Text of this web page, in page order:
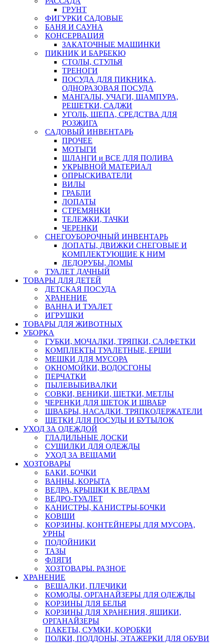
ГРУНТ
ФИГУРКИ САДОВЫЕ
БАНЯ И САУНА
КОНСЕРВАЦИЯ
ЗАКАТОЧНЫЕ МАШИНКИ
ПИКНИК И БАРБЕКЮ
СТОЛЫ, СТУЛЬЯ
ТРЕНОГИ
ПОСУДА ДЛЯ ПИКНИКА,
ОДНОРАЗОВАЯ ПОСУДА
МАНГАЛЫ, УЧАГИ, ШАМПУРА,
РЕШЕТКИ, САДЖИ
УГОЛЬ, ЩЕПА, СРЕДСТВА ДЛЯ
РОЗЖИГА
САДОВЫЙ ИНВЕНТАРЬ
ПРОЧЕЕ
МОТЫГИ
ШЛАНГИ и ВСЕ ДЛЯ ПОЛИВА
УКРЫВНОЙ МАТЕРИАЛ
ОПРЫСКИВАТЕЛИ
ВИЛЫ
ГРАБЛИ
ЛОПАТЫ
СТРЕМЯНКИ
ТЕЛЕЖКИ, ТАЧКИ
ЧЕРЕНКИ
СНЕГОУБОРОЧНЫЙ ИНВЕНТАРЬ
ЛОПАТЫ, ДВИЖКИ СНЕГОВЫЕ И
КОМПЛЕКТУЮЩИЕ К НИМ
ЛЕДОРУБЫ, ЛОМЫ
ТУАЛЕТ ДАЧНЫЙ
ТОВАРЫ ДЛЯ ДЕТЕЙ
ДЕТСКАЯ ПОСУДА
ХРАНЕНИЕ
ВАННА И ТУАЛЕТ
ИГРУШКИ
ТОВАРЫ ДЛЯ ЖИВОТНЫХ
УБОРКА
ГУБКИ, МОЧАЛКИ, ТРЯПКИ, САЛФЕТКИ
КОМПЛЕКТЫ ТУАЛЕТНЫЕ, ЕРШИ
МЕШКИ ДЛЯ МУСОРА
ОКНОМОЙКИ, ВОДОСГОНЫ
ПЕРЧАТКИ
ПЫЛЕВЫБИВАЛКИ
СОВКИ, ВЕНИКИ, ЩЕТКИ, МЕТЛЫ
ЧЕРЕНКИ ДЛЯ ЩЕТОК И ШВАБР
ШВАБРЫ, НАСАДКИ, ТРЯПКОДЕРЖАТЕЛИ
ЩЕТКИ ДЛЯ ПОСУДЫ И БУТЫЛОК
УХОД ЗА ОДЕЖДОЙ
ГЛАДИЛЬНЫЕ ДОСКИ
СУШИЛКИ ДЛЯ ОДЕЖДЫ
УХОД ЗА ВЕЩАМИ
ХОЗТОВАРЫ
БАКИ, БОЧКИ
ВАННЫ, КОРЫТА
ВЕДРА, КРЫШКИ К ВЕДРАМ
ВЕДРО-ТУАЛЕТ
КАНИСТРЫ, КАНИСТРЫ-БОЧКИ
КОВШИ
КОРЗИНЫ, КОНТЕЙНЕРЫ ДЛЯ МУСОРА,
УРНЫ
ПОДОЙНИКИ
ТАЗЫ
ФЛЯГИ
ХОЗТОВАРЫ. РАЗНОЕ
ХРАНЕНИЕ
ВЕШАЛКИ, ПЛЕЧИКИ
КОМОДЫ, ОРГАНАЙЗЕРЫ ДЛЯ ОДЕЖДЫ
КОРЗИНЫ ДЛЯ БЕЛЬЯ
КОРЗИНЫ ДЛЯ ХРАНЕНИЯ, ЯЩИКИ,
ОРГАНАЙЗЕРЫ
ПАКЕТЫ, СУМКИ, КОРОБКИ
ПОЛКИ, ПОДДОНЫ, ЭТАЖЕРКИ ДЛЯ ОБУВИ